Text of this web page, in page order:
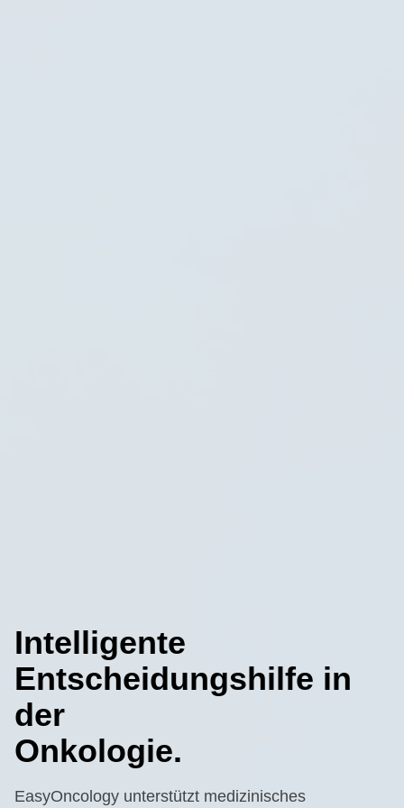
Intelligente
Entscheidungshilfe in
der
Onkologie.
EasyOncology unterstützt medizinisches